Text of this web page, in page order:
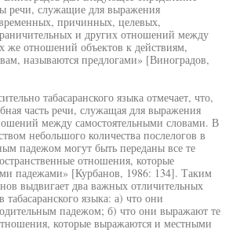
речи, служащие для выражения
причинных, целевых,
и других отношений между
же отношений объектов к действиям,
называются предлогами» [Виноградов,
табасаранского языка отмечает, что,
часть речи, служащая для выражения
между самостоятельными словами. В
небольшого количества послелогов в
падежом могут быть переданы все те
отношения, которые
падежами» [Курбанов, 1986: 134]. Таким
выдвигает два важных отличительных
табасаранского языка: а) что они
падежом; б) что они выражают те
которые выражаются и местными